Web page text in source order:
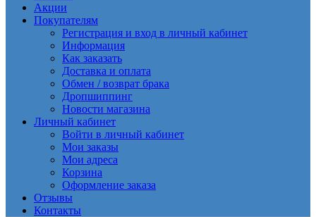
Акции
Покупателям
Регистрация и вход в личный кабинет
Информация
Как заказать
Доставка и оплата
Обмен / возврат брака
Дропшиппинг
Новости магазина
Личный кабинет
Войти в личный кабинет
Мои заказы
Мои адреса
Корзина
Оформление заказа
Отзывы
Контакты